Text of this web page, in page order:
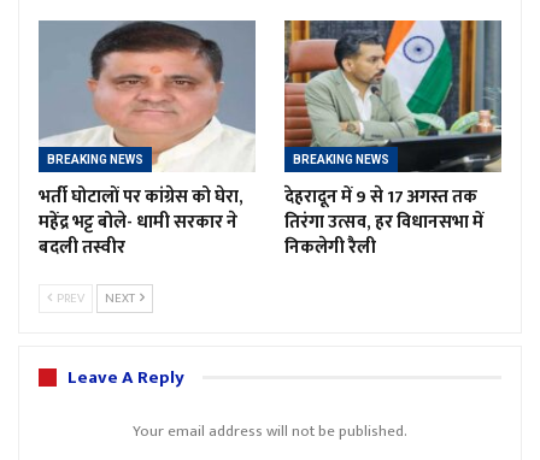
BREAKING NEWS
भर्ती घोटालों पर कांग्रेस को घेरा,
महेंद्र भट्ट बोले- धामी सरकार ने
बदली तस्वीर
BREAKING NEWS
देहरादून में 9 से 17 अगस्त तक
तिरंगा उत्सव, हर विधानसभा में
निकलेगी रैली
PREV NEXT
Leave A Reply
Your email address will not be published.